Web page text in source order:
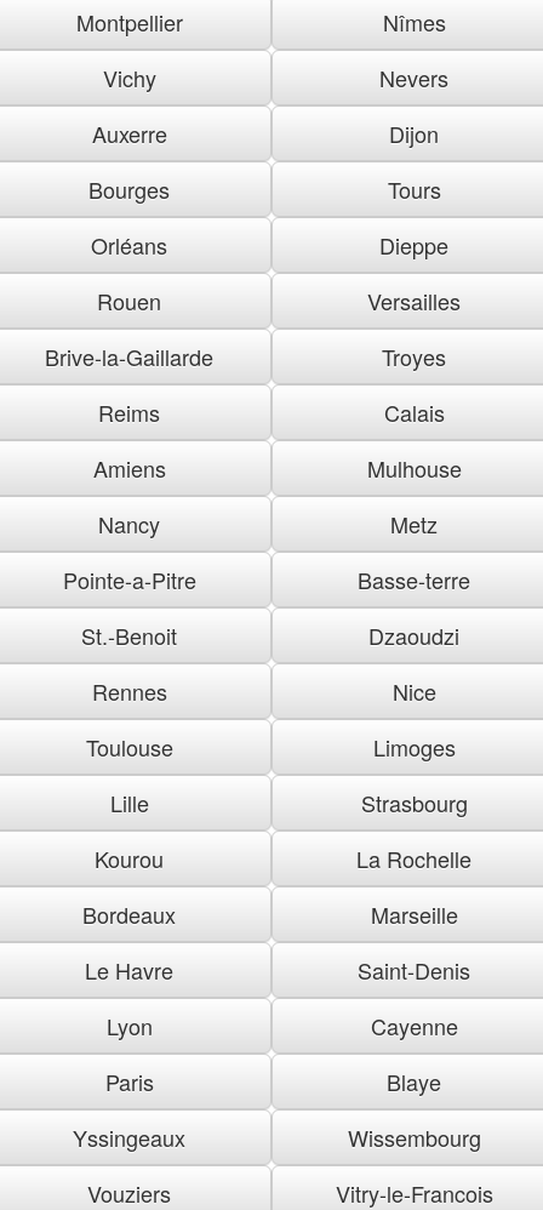
Montpellier
Nîmes
Vichy
Nevers
Auxerre
Dijon
Bourges
Tours
Orléans
Dieppe
Rouen
Versailles
Brive-la-Gaillarde
Troyes
Reims
Calais
Amiens
Mulhouse
Nancy
Metz
Pointe-a-Pitre
Basse-terre
St.-Benoit
Dzaoudzi
Rennes
Nice
Toulouse
Limoges
Lille
Strasbourg
Kourou
La Rochelle
Bordeaux
Marseille
Le Havre
Saint-Denis
Lyon
Cayenne
Paris
Blaye
Yssingeaux
Wissembourg
Vouziers
Vitry-le-Francois